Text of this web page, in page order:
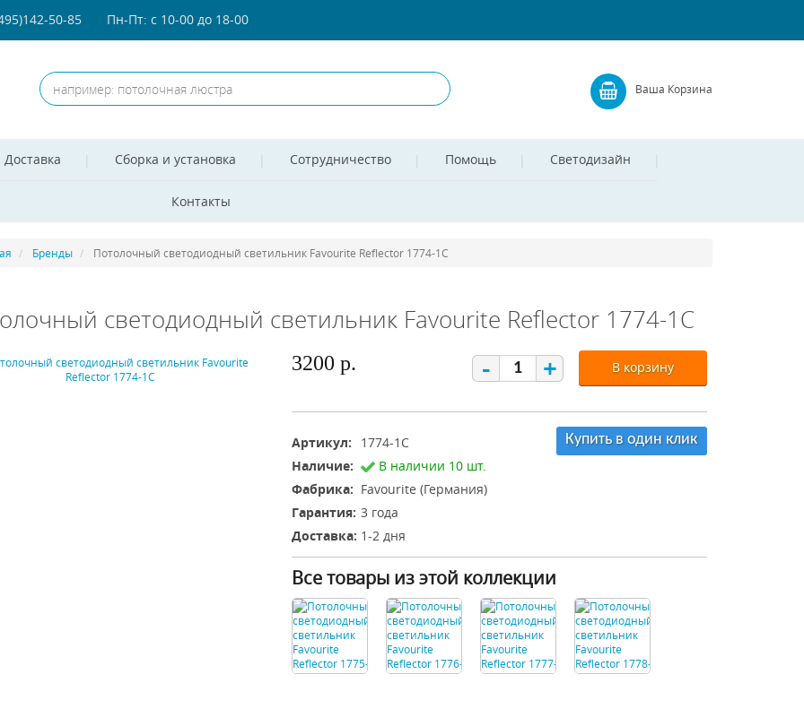
50-85 Пн-Пт: с 10-00 до 18-00
Ваша Корзина
Доставка Сборка и установка Сотрудничество Помощь Светодизайн
Контакты
Бренды Потолочный светодиодный светильник Favourite Reflector 1774-1C
светодиодный светильник Favourite Reflector 1774-1C
3200 р. - + В корзину
Артикул:
1774-1C
Наличие:
В наличии 10 шт.
Фабрика: Favourite (Германия)
Гарантия: 3 года
Доставка: 1-2 дня
Купить в один клик
Все товары из этой коллекции